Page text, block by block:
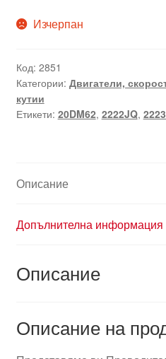
Изчерпан
Код: 2851
Категории: Двигатели,
кутии
Етикети: 20DM62, 2222JQ,
Описание
Допълнителна информация
Описание
Описание на